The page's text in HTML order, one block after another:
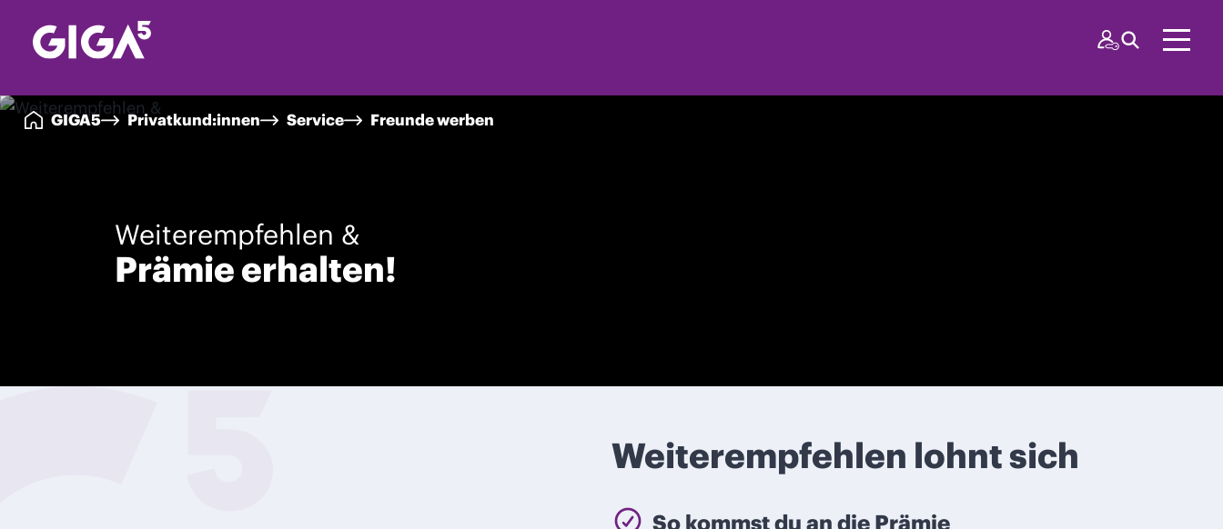
GIGA5 Privatkund:innen Service Freunde werben
Weiterempfehlen &
Prämie erhalten!
Weiterempfehlen lohnt sich
So kommst du an die Prämie